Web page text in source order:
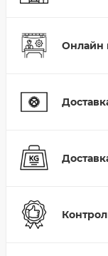
Онлайн